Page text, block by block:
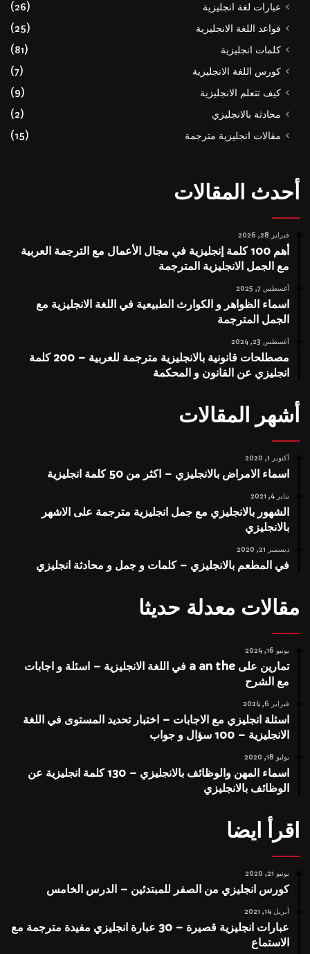
عبارات لغة انجليزية
(26)
قواعد اللغة الانجليزية
(25)
كلمات انجليزية
(81)
كورس اللغة الانجليزية
(7)
كيف تتعلم الانجليزية
(9)
محادثة بالانجليزي
(2)
مقالات انجليزية مترجمة
(15)
أحدث المقالات
فبراير 28, 2026
أهم 100 كلمة إنجليزية في مجال الأعمال مع الترجمة العربية
مع الجمل الانجليزية المترجمة
أغسطس 7, 2025
اسماء الظواهر و الكوارث الطبيعية في اللغة الانجليزية مع
الجمل المترجمة
أغسطس 23, 2024
مصطلحات قانونية بالانجليزية مترجمة للعربية – 200 كلمة
انجليزي عن القانون و المحكمة
أشهر المقالات
أكتوبر 1, 2020
اسماء الامراض بالانجليزي – اكثر من 50 كلمة انجليزية
يناير 4, 2021
الشهور بالانجليزي مع جمل انجليزية مترجمة على الاشهر
بالانجليزي
ديسمبر 21, 2020
في المطعم بالانجليزي – كلمات و جمل و محادثة انجليزي
مقالات معدلة حديثا
يونيو 16, 2024
تمارين على a an the في اللغة الانجليزية – اسئلة و اجابات
مع الشرح
فبراير 6, 2024
اسئلة انجليزي مع الاجابات – اختبار تحديد المستوى في اللغة
الانجليزية – 100 سؤال و جواب
يوليو 18, 2020
اسماء المهن والوظائف بالانجليزي – 130 كلمة انجليزية عن
الوظائف بالانجليزي
اقرأ ايضا
يونيو 21, 2020
كورس انجليزي من الصفر للمبتدئين – الدرس الخامس
أبريل 14, 2021
عبارات انجليزية قصيرة – 30 عبارة انجليزي مفيدة مترجمة مع
الاستماع